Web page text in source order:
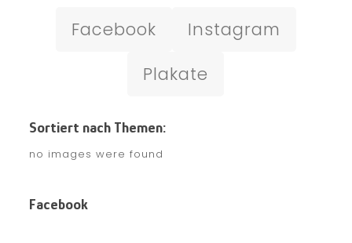
Facebook
Instagram
Plakate
Sortiert nach Themen:
no images were found
Facebook